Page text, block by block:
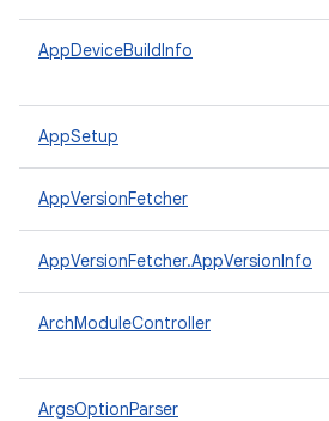
AppDeviceBuildInfo
AppSetup
AppVersionFetcher
AppVersionFetcher.AppVersionInfo
ArchModuleController
ArgsOptionParser